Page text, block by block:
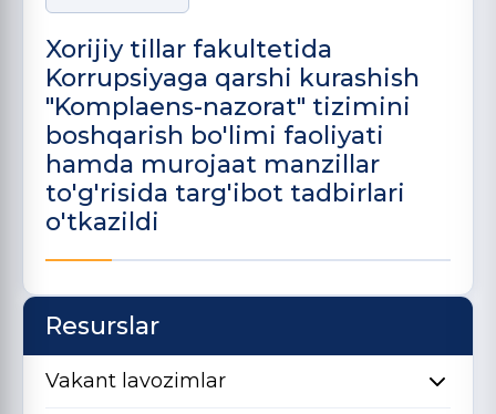
Xorijiy tillar fakultetida
Korrupsiyaga qarshi kurashish
"Komplaens-nazorat" tizimini
boshqarish bo'limi faoliyati
hamda murojaat manzillar
to'g'risida targ'ibot tadbirlari
o'tkazildi
Resurslar
Vakant lavozimlar